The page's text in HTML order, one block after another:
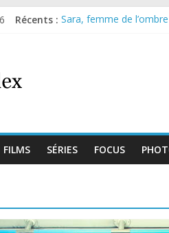
Récents : Sara, femme de
FILMS SÉRIES FOCUS